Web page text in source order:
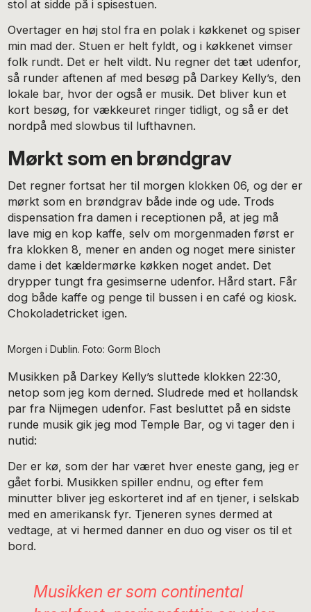
stol at sidde på i spisestuen.
Overtager en høj stol fra en polak i køkkenet og spiser
min mad der. Stuen er helt fyldt, og i køkkenet vimser
folk rundt. Det er helt vildt. Nu regner det tæt udenfor,
så runder aftenen af med besøg på Darkey Kelly’s, den
lokale bar, hvor der også er musik. Det bliver kun et
kort besøg, for vækkeuret ringer tidligt, og så er det
nordpå med slowbus til lufthavnen.
Mørkt som en brøndgrav
Det regner fortsat her til morgen klokken 06, og der er
mørkt som en brøndgrav både inde og ude. Trods
dispensation fra damen i receptionen på, at jeg må
lave mig en kop kaffe, selv om morgenmaden først er
fra klokken 8, mener en anden og noget mere sinister
dame i det kældermørke køkken noget andet. Det
drypper tungt fra gesimserne udenfor. Hård start. Får
dog både kaffe og penge til bussen i en café og kiosk.
Chokoladetricket igen.
Morgen i Dublin. Foto: Gorm Bloch
Musikken på Darkey Kelly’s sluttede klokken 22:30,
netop som jeg kom derned. Sludrede med et hollandsk
par fra Nijmegen udenfor. Fast besluttet på en sidste
runde musik gik jeg mod Temple Bar, og vi tager den i
nutid:
Der er kø, som der har været hver eneste gang, jeg er
gået forbi. Musikken spiller endnu, og efter fem
minutter bliver jeg eskorteret ind af en tjener, i selskab
med en amerikansk fyr. Tjeneren synes dermed at
vedtage, at vi hermed danner en duo og viser os til et
bord.
Musikken er som continental